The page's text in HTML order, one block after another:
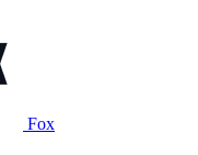
Fox